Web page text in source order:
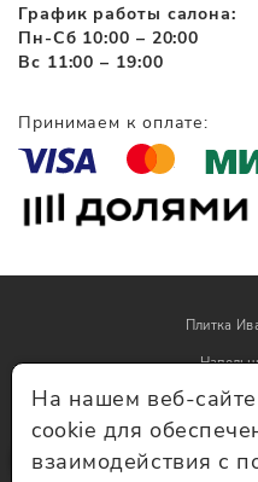
График работы салона:
Пн-Сб 10:00 – 20:00
Вс 11:00 – 19:00
Принимаем к оплате:
© Плитка Иванна 2026 - плитка
Плитка
На нашем веб-
cookie для
взаимодействия с